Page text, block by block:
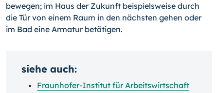
bewegen; im Haus der Zukunft beispielsweise durch
die Tür von einem Raum in den nächsten gehen oder
im Bad eine Armatur betätigen.
siehe auch:
Fraunhofer-Institut für Arbeitswirtschaft